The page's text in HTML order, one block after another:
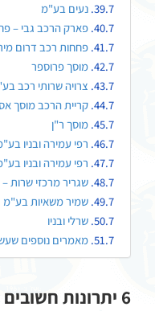
נעים בע"מ
פארק הרכב גבי –
פחחות רכב דרום
מוסך פרוספר
צרויה שרותי רכב
קריית הרכב מוסך
מוסך ר"ן
רפי עמירה ובניו
רפי עמירה ובניו
שגריר מרכזי שרות
שמיר משאיות בע"מ
שרלי ובניו
מאמרים נוספים
6 יתרונות